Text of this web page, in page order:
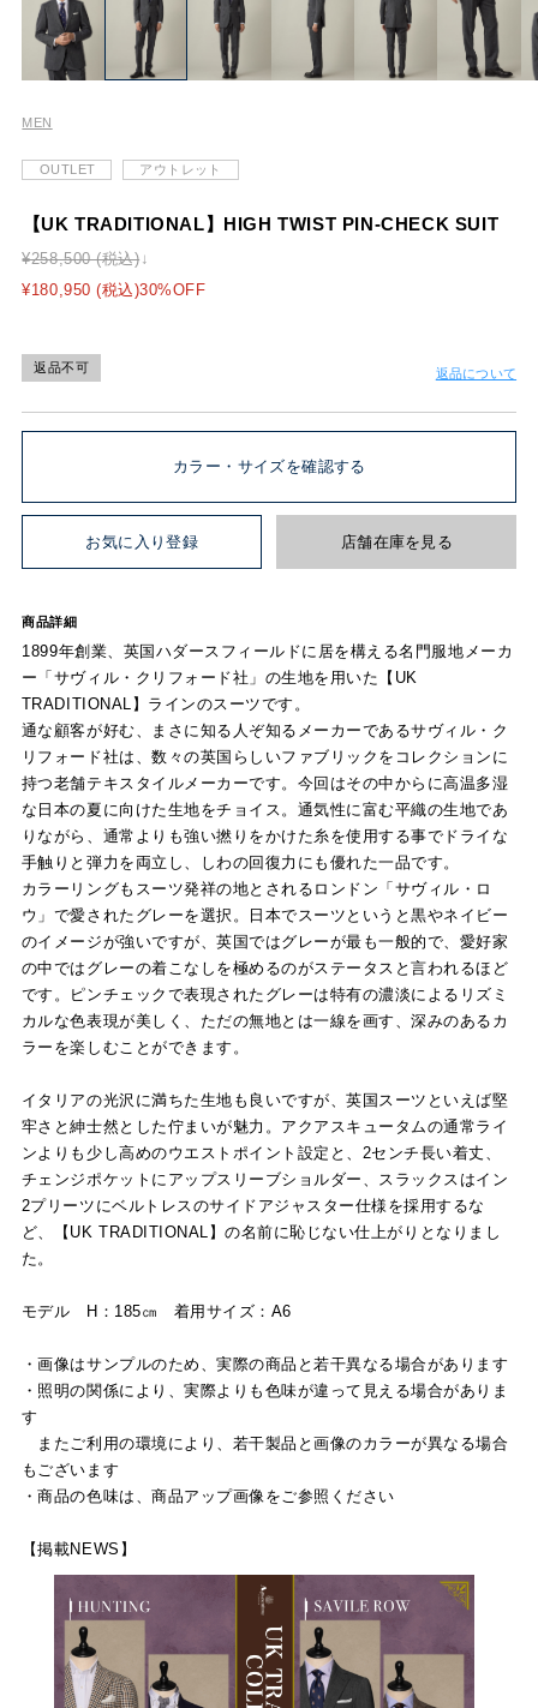
MEN
OUTLET アウトレット
【UK TRADITIONAL】HIGH TWIST PIN-CHECK SUIT
¥258,500 (税込)
¥180,950 (税込)30%OFF
返品不可 返品について
カラー・サイズを確認する
お気に入り登録 店舗在庫を見る
商品詳細
1899年創業、英国ハダースフィールドに居を構える名門服地メーカ
ー「サヴィル・クリフォード社」の生地を用いた【UK
TRADITIONAL】ラインのスーツです。
通な顧客が好む、まさに知る人ぞ知るメーカーであるサヴィル・ク
リフォード社は、数々の英国らしいファブリックをコレクションに
持つ老舗テキスタイルメーカーです。今回はその中からに高温多湿
な日本の夏に向けた生地をチョイス。通気性に富む平織の生地であ
りながら、通常よりも強い撚りをかけた糸を使用する事でドライな
手触りと弾力を両立し、しわの回復力にも優れた一品です。
カラーリングもスーツ発祥の地とされるロンドン「サヴィル・ロ
ウ」で愛されたグレーを選択。日本でスーツというと黒やネイビー
のイメージが強いですが、英国ではグレーが最も一般的で、愛好家
の中ではグレーの着こなしを極めるのがステータスと言われるほど
です。ピンチェックで表現されたグレーは特有の濃淡によるリズミ
カルな色表現が美しく、ただの無地とは一線を画す、深みのあるカ
ラーを楽しむことができます。
イタリアの光沢に満ちた生地も良いですが、英国スーツといえば堅
牢さと紳士然とした佇まいが魅力。アクアスキュータムの通常ライ
ンよりも少し高めのウエストポイント設定と、2センチ長い着丈、
チェンジポケットにアップスリーブショルダー、スラックスはイン
2プリーツにベルトレスのサイドアジャスター仕様を採用するな
ど、【UK TRADITIONAL】の名前に恥じない仕上がりとなりまし
た。
モデル H：185㎝ 着用サイズ：A6
・画像はサンプルのため、実際の商品と若干異なる場合があります
・照明の関係により、実際よりも色味が違って見える場合がありま
す
またご利用の環境により、若干製品と画像のカラーが異なる場合
もございます
・商品の色味は、商品アップ画像をご参照ください
【掲載NEWS】